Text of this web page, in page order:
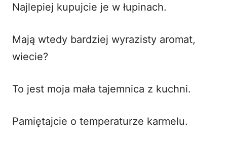
Najlepiej kupujcie je w łupinach.
Mają wtedy bardziej wyrazisty aromat,
wiecie?
To jest moja mała tajemnica z kuchni.
Pamiętajcie o temperaturze karmelu.